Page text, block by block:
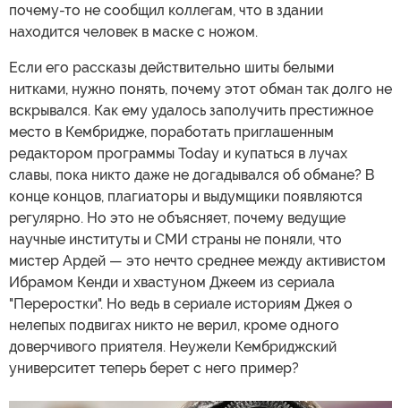
почему-то не сообщил коллегам, что в здании
находится человек в маске с ножом.
Если его рассказы действительно шиты белыми
нитками, нужно понять, почему этот обман так долго не
вскрывался. Как ему удалось заполучить престижное
место в Кембридже, поработать приглашенным
редактором программы Today и купаться в лучах
славы, пока никто даже не догадывался об обмане? В
конце концов, плагиаторы и выдумщики появляются
регулярно. Но это не объясняет, почему ведущие
научные институты и СМИ страны не поняли, что
мистер Ардей — это нечто среднее между активистом
Ибрамом Кенди и хвастуном Джеем из сериала
"Переростки". Но ведь в сериале историям Джея о
нелепых подвигах никто не верил, кроме одного
доверчивого приятеля. Неужели Кембриджский
университет теперь берет с него пример?